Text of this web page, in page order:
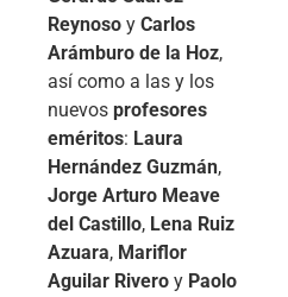
Reynoso y Carlos
Arámburo de la Hoz,
así como a las y los
nuevos profesores
eméritos: Laura
Hernández Guzmán,
Jorge Arturo Meave
del Castillo, Lena Ruiz
Azuara, Mariflor
Aguilar Rivero y Paolo